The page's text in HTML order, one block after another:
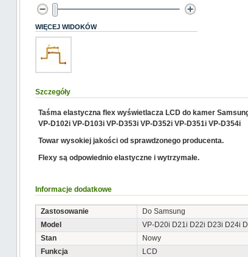
WIĘCEJ WIDOKÓW
Szczegóły
Taśma elastyczna flex wyświetlacza LCD do kamer
VP-D102i VP-D103i VP-D353i VP-D352i VP-D351i VP-D354i
Towar wysokiej jakości od sprawdzonego producenta.
Flexy są odpowiednio elastyczne i wytrzymałe.
Informacje dodatkowe
Zastosowanie
Do Samsung
Model
VP-D20i D21i D22i D23i D24i
Stan
Nowy
Funkcja
LCD